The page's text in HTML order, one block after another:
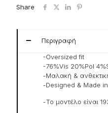
Share
Περιγραφή
-Oversized fit
-76%Vis 20%Pol
-Μαλακή &
-Designed & Made
-Το μοντέλο είναι